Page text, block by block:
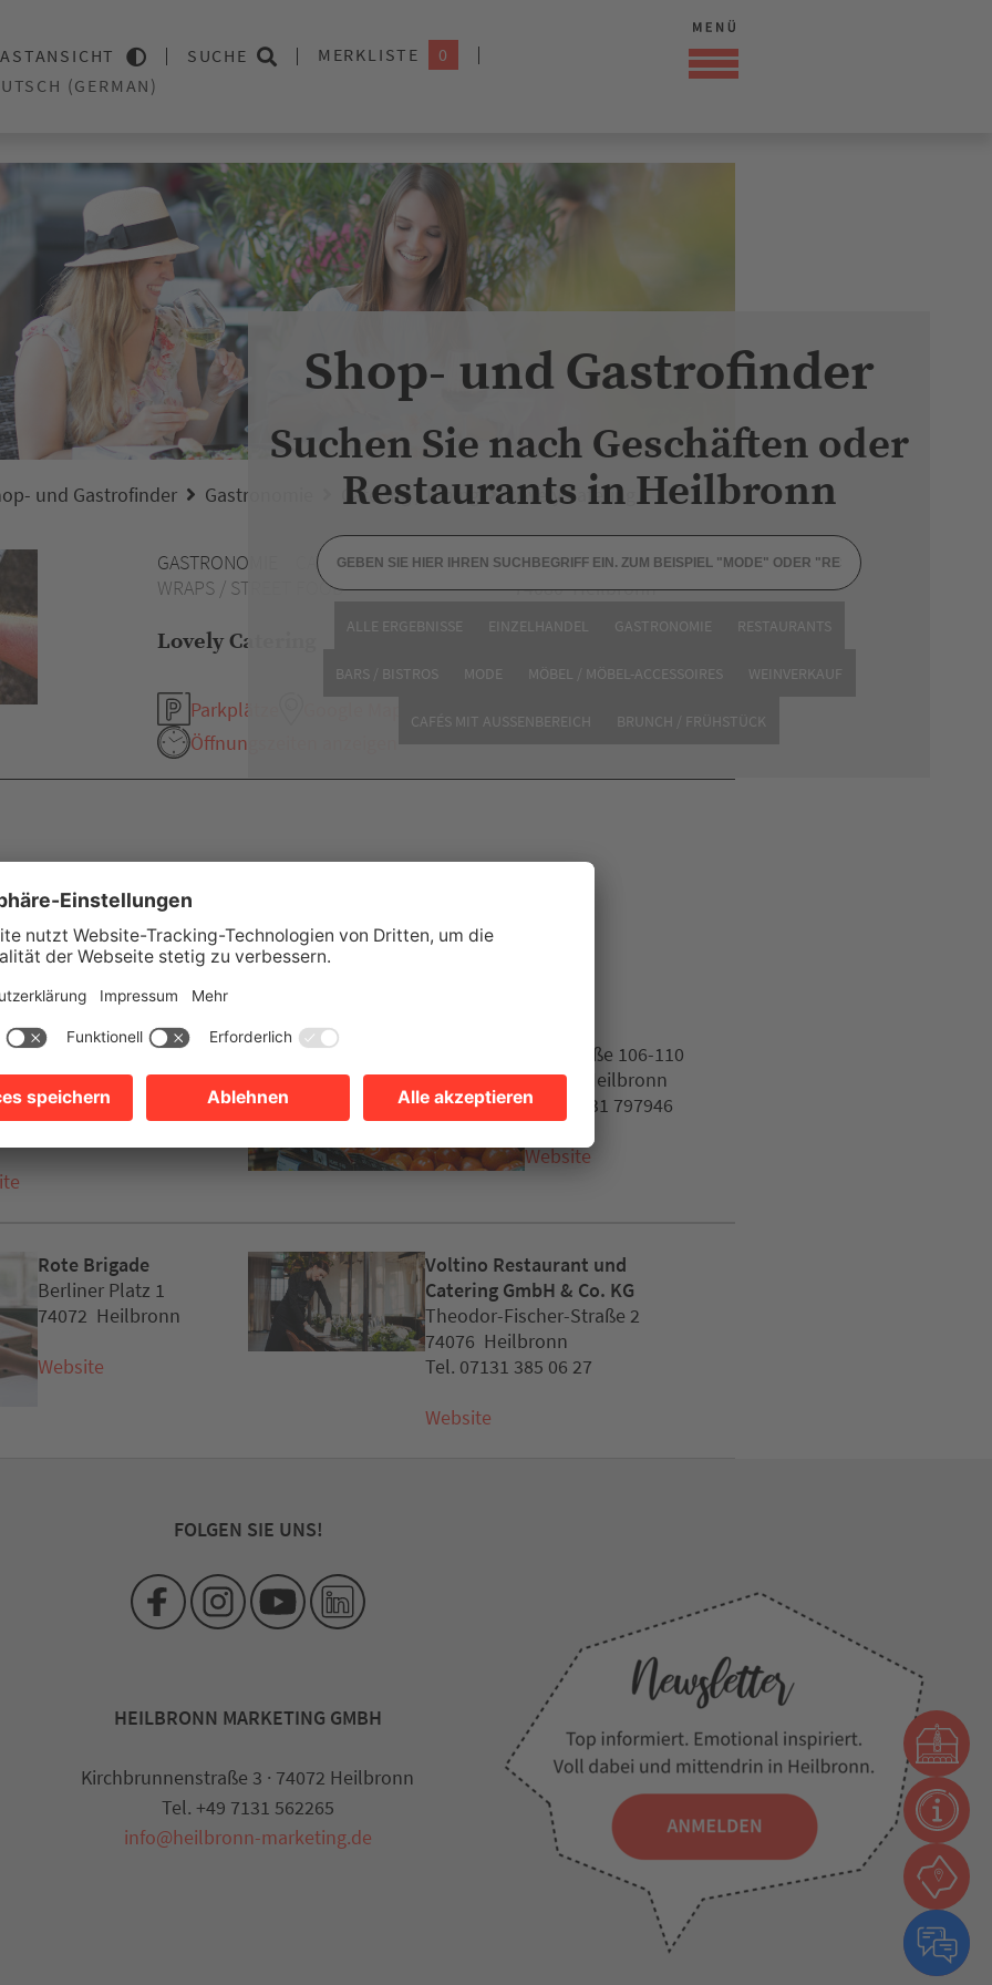
SUCHE MERKLISTE 0
Shop- und Gastrofinder
Suchen Sie nach Geschäften oder
Restaurants in Heilbronn
ALLE ERGEBNISSE EINZELHANDEL GASTRONOMIE RESTAURANTS
BARS / BISTROS MODE MÖBEL / MÖBEL-ACCESSOIRES WEINVERKAUF
CAFÉS MIT AUSSENBEREICH BRUNCH / FRÜHSTÜCK
und Gastrofinder Gastronomie Catering / Dining Lovely Catering
GASTRONOMIE
CATERING /
WRAPS / STREET FOOD
Lovely Catering
Parkplätze
Öffnungszeiten anzeigen
Im Jockele 34
74080 Heilbronn
Website
Empfehlungen
Heilbronn
4
Heilbronn
Salzstraße 106-110
74076 Heilbronn
Tel. 07131 797946
Website
Rote Brigade
Berliner Platz 1
74072 Heilbronn
Website
Voltino Restaurant und
Catering GmbH & Co. KG
Theodor-Fischer-Straße 2
74076 Heilbronn
Tel. 07131 385 06 27
Website
FOLGEN SIE UNS!
HEILBRONN MARKETING GMBH
Kirchbrunnenstraße 3 · 74072 Heilbronn
Tel. +49 7131 562265
info@heilbronn-marketing.de